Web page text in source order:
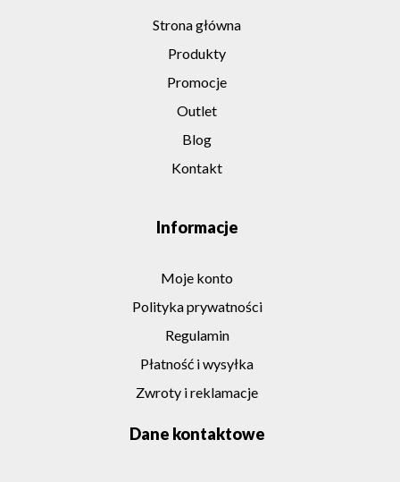
Strona główna
Produkty
Promocje
Outlet
Blog
Kontakt
Informacje
Moje konto
Polityka prywatności
Regulamin
Płatność i wysyłka
Zwroty i reklamacje
Dane kontaktowe